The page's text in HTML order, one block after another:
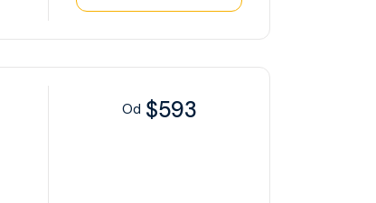
Od $593